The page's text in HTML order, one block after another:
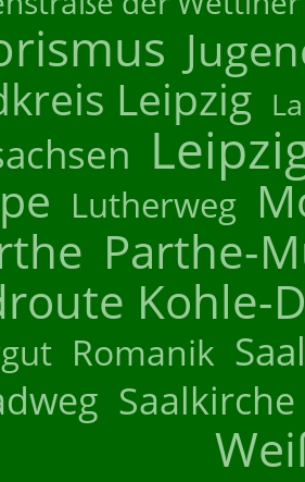
Leipzig
Lutherweg
Parthe-
Kohle-
Romanik
Saalkirche